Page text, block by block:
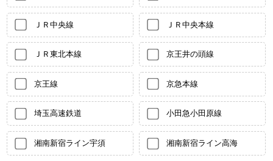
ＪＲ中央線 ＪＲ中央本線
ＪＲ東北本線 京王井の頭線
京王線 京急本線
埼玉高速鉄道 小田急小田原線
湘南新宿ライン宇須 湘南新宿ライン高海